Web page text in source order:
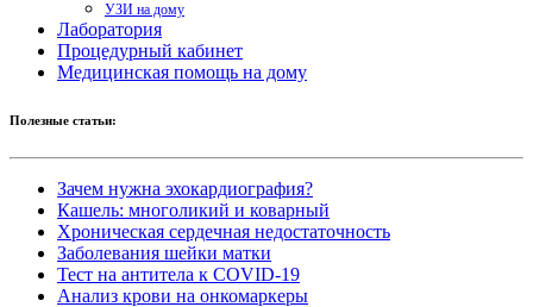
УЗИ на дому
Лаборатория
Процедурный кабинет
Медицинская помощь на дому
Полезные статьи:
Зачем нужна эхокардиография?
Кашель: многоликий и коварный
Хроническая сердечная недостаточность
Заболевания шейки матки
Тест на антитела к COVID-19
Анализ крови на онкомаркеры